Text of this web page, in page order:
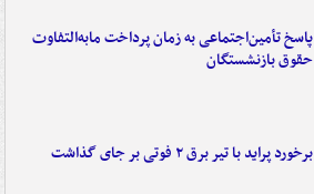
پاسخ تأمین‌اجتماعی به زمان پرداخت مابه‌التفاوت
حقوق بازنشستگان
برخورد پراید با تیر برق ۲ فوتی بر جای گذاشت